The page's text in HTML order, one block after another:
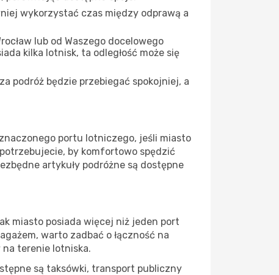
wykorzystać czas między odprawą a
lub od Waszego docelowego
kilka lotnisk, ta odległość może się
podróż będzie przebiegać spokojniej, a
portu lotniczego, jeśli miasto
by komfortowo spędzić
artykuły podróżne są dostępne
miasto posiada więcej niż jeden port
warto zadbać o łączność na
terenie lotniska.
są taksówki, transport publiczny